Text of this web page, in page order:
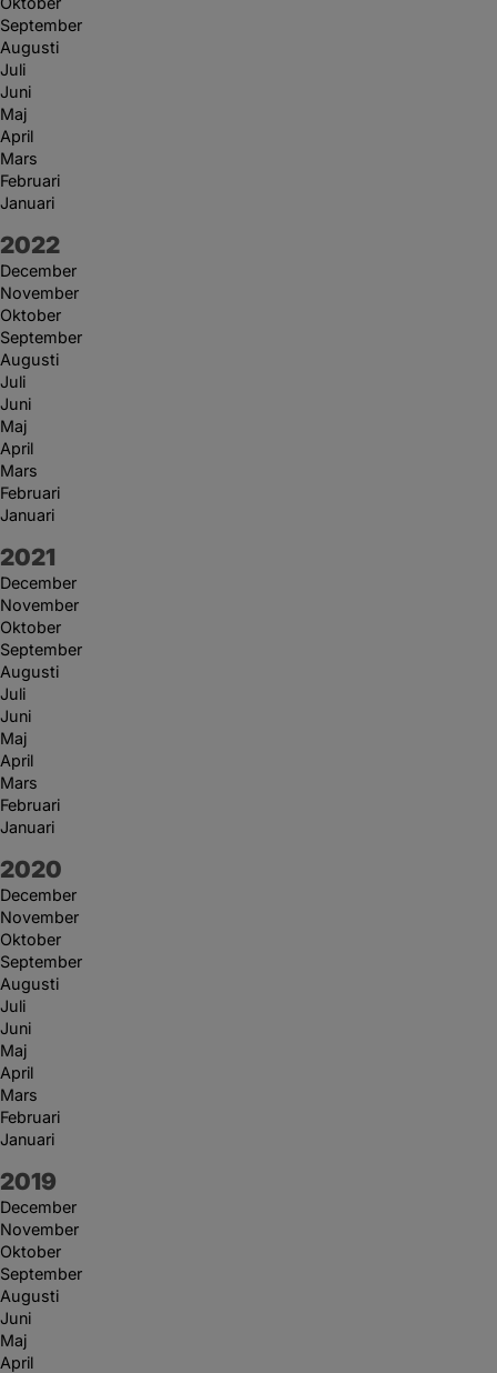
September
Augusti
Juli
Juni
Maj
April
Mars
Februari
Januari
År:
2022
December
November
Oktober
September
Augusti
Juli
Juni
Maj
April
Mars
Februari
Januari
År:
2021
December
November
Oktober
September
Augusti
Juli
Juni
Maj
April
Mars
Februari
Januari
År:
2020
December
November
Oktober
September
Augusti
Juli
Juni
Maj
April
Mars
Februari
Januari
År:
2019
December
November
Oktober
September
Augusti
Juni
Maj
April